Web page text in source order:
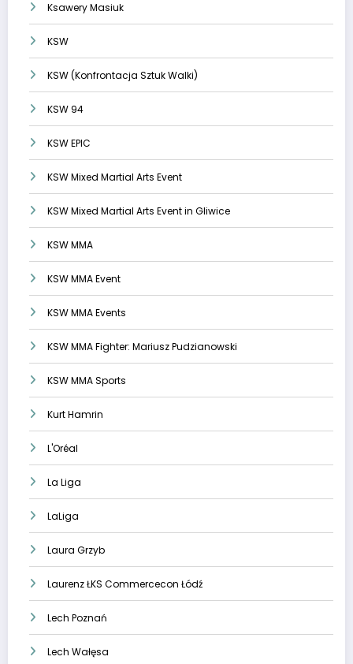
Ksawery Masiuk
KSW
KSW (Konfrontacja Sztuk Walki)
KSW 94
KSW EPIC
KSW Mixed Martial Arts Event
KSW Mixed Martial Arts Event in Gliwice
KSW MMA
KSW MMA Event
KSW MMA Events
KSW MMA Fighter: Mariusz Pudzianowski
KSW MMA Sports
Kurt Hamrin
L'Oréal
La Liga
LaLiga
Laura Grzyb
Laurenz ŁKS Commercecon Łódź
Lech Poznań
Lech Wałęsa